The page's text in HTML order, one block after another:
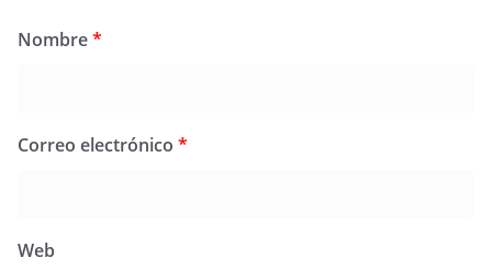
Nombre*
Correo electrónico *
Web